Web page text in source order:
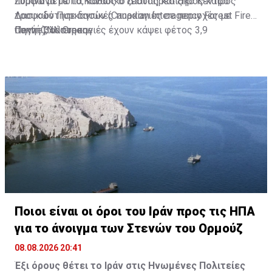
τροφοδότησε δασικές πυρκαγιές σε περιοχές με
πυκνή βλάστηση.
Δασικών Πυρκαγιών (Canadian Interagency Forest Fire
Centre), οι πυρκαγιές έχουν κάψει φέτος 3,9
Πηγή: CNN Greece
Ποιοι είναι οι όροι του Ιράν προς τις ΗΠΑ
για το άνοιγμα των Στενών του Ορμούζ
08.08.2026 20:41
Έξι όρους θέτει το Ιράν στις Ηνωμένες Πολιτείες